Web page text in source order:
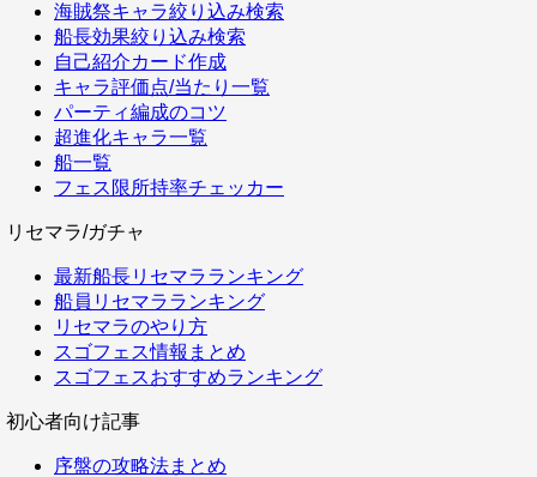
海賊祭キャラ絞り込み検索
船長効果絞り込み検索
自己紹介カード作成
キャラ評価点/当たり一覧
パーティ編成のコツ
超進化キャラ一覧
船一覧
フェス限所持率チェッカー
リセマラ/ガチャ
最新船長リセマラランキング
船員リセマラランキング
リセマラのやり方
スゴフェス情報まとめ
スゴフェスおすすめランキング
初心者向け記事
序盤の攻略法まとめ